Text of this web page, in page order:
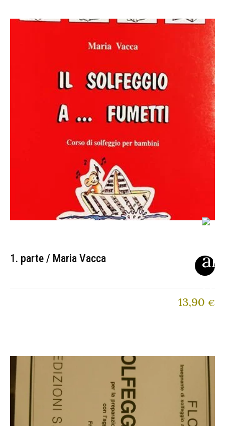
1. parte / Maria Vacca
13,90 €